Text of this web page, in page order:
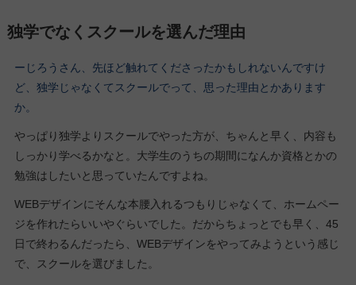
独学でなくスクールを選んだ理由
ーじろうさん、先ほど触れてくださったかもしれないんですけ
ど、独学じゃなくてスクールでって、思った理由とかあります
か。
やっぱり独学よりスクールでやった方が、ちゃんと早く、内容も
しっかり学べるかなと。大学生のうちの期間になんか資格とかの
勉強はしたいと思っていたんですよね。
WEBデザインにそんな本腰入れるつもりじゃなくて、ホームペー
ジを作れたらいいやぐらいでした。だからちょっとでも早く、45
日で終わるんだったら、WEBデザインをやってみようという感じ
で、スクールを選びました。